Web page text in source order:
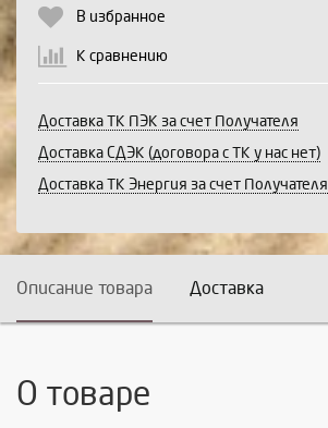
В избранное
К сравнению
Доставка ТК ПЭК за счет Получателя
Доставка СДЭК (договора с ТК у нас нет)
Доставка ТК Энергия за счет Получателя
Описание товара Доставка
О товаре